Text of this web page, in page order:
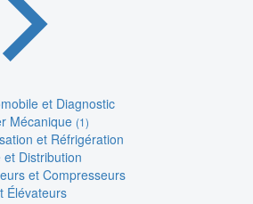
et Diagnostic
Mécanique (1)
et Réfrigération
et Distribution
et Compresseurs
Élévateurs